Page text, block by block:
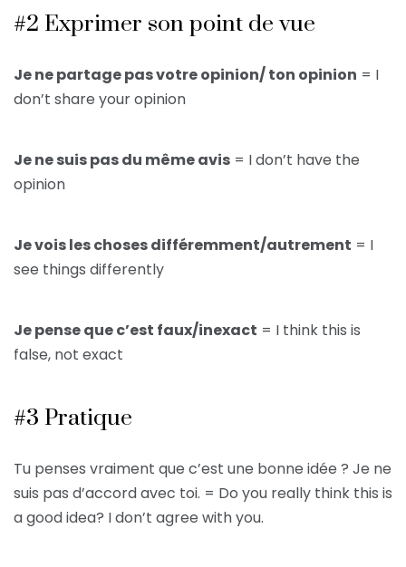
#2 Exprimer son point de vue
Je ne partage pas votre opinion/ ton opinion = I
don’t share your opinion
Je ne suis pas du même avis = I don’t have the
opinion
Je vois les choses différemment/autrement = I
see things differently
Je pense que c’est faux/inexact = I think this is
false, not exact
#3 Pratique
Tu penses vraiment que c’est une bonne idée ? Je ne
suis pas d’accord avec toi. = Do you really think this is
a good idea? I don’t agree with you.